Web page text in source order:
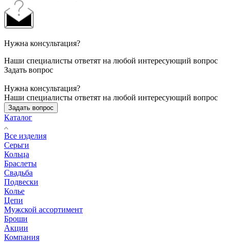
Нужна консультация?
Наши специалисты ответят на любой интересующий вопрос
Задать вопрос
Нужна консультация?
Наши специалисты ответят на любой интересующий вопрос
Задать вопрос
Каталог
Все изделия
Серьги
Кольца
Браслеты
Свадьба
Подвески
Колье
Цепи
Мужской ассортимент
Броши
Акции
Компания